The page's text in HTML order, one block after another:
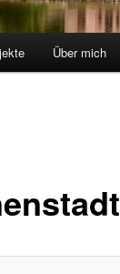
Über mich